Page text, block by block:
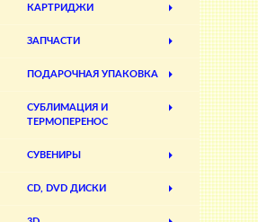
КАРТРИДЖИ
ЗАПЧАСТИ
ПОДАРОЧНАЯ УПАКОВКА
СУБЛИМАЦИЯ И
ТЕРМОПЕРЕНОС
СУВЕНИРЫ
CD, DVD ДИСКИ